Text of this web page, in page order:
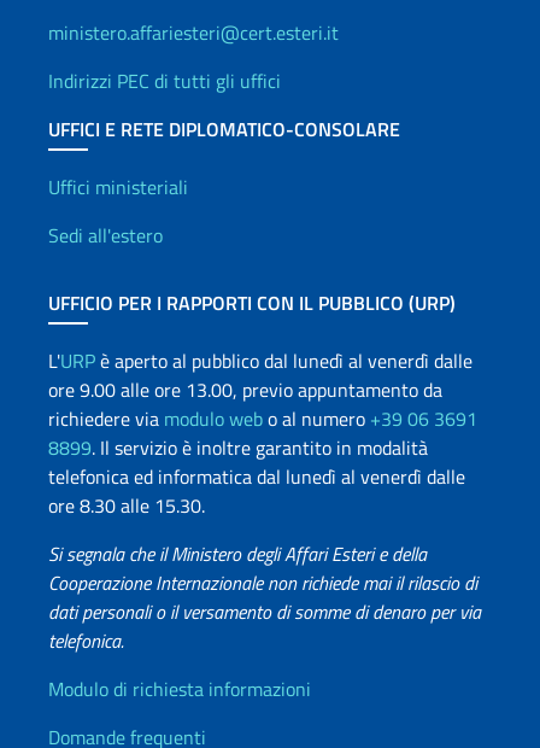
ministero.affariesteri@cert.esteri.it
Indirizzi PEC di tutti gli uffici
UFFICI E RETE DIPLOMATICO-CONSOLARE
Uffici e Rete diplomatica
Uffici ministeriali
Sedi all'estero
UFFICIO PER I RAPPORTI CON IL PUBBLICO (URP)
L'URPè aperto al pubblico dal lunedì al venerdì dalle
ore 9.00 alle ore 13.00, previo appuntamento da
richiedere via modulo webo al numero +39 06 3691
8899. Il servizio è inoltre garantito in modalità
telefonica ed informatica dal lunedì al venerdì dalle
ore 8.30 alle 15.30.
Si segnala che il Ministero degli Affari Esteri e della
Cooperazione Internazionale non richiede mai il rilascio di
dati personali o il versamento di somme di denaro per via
telefonica.
Info utili
Modulo di richiesta informazioni
Domande frequenti